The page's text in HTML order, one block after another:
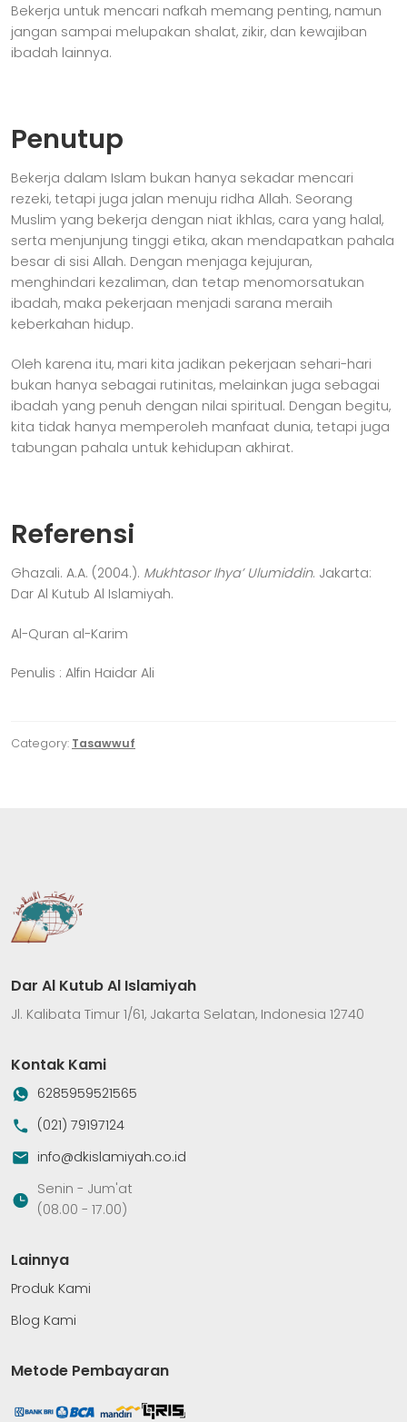
Bekerja untuk mencari nafkah memang penting, namun
jangan sampai melupakan shalat, zikir, dan kewajiban
ibadah lainnya.
Penutup
Bekerja dalam Islam bukan hanya sekadar mencari
rezeki, tetapi juga jalan menuju ridha Allah. Seorang
Muslim yang bekerja dengan niat ikhlas, cara yang halal,
serta menjunjung tinggi etika, akan mendapatkan pahala
besar di sisi Allah. Dengan menjaga kejujuran,
menghindari kezaliman, dan tetap menomorsatukan
ibadah, maka pekerjaan menjadi sarana meraih
keberkahan hidup.
Oleh karena itu, mari kita jadikan pekerjaan sehari-hari
bukan hanya sebagai rutinitas, melainkan juga sebagai
ibadah yang penuh dengan nilai spiritual. Dengan begitu,
kita tidak hanya memperoleh manfaat dunia, tetapi juga
tabungan pahala untuk kehidupan akhirat.
Referensi
Ghazali. A.A. (2004.). Mukhtasor Ihya’ Ulumiddin. Jakarta:
Dar Al Kutub Al Islamiyah.
Al-Quran al-Karim
Penulis : Alfin Haidar Ali
Category: Tasawwuf
Dar Al Kutub Al Islamiyah
Jl. Kalibata Timur 1/61, Jakarta Selatan, Indonesia 12740
Kontak Kami
6285959521565
(021) 79197124
info@dkislamiyah.co.id
Senin - Jum'at
(08.00 - 17.00)
Lainnya
Produk Kami
Blog Kami
Metode Pembayaran